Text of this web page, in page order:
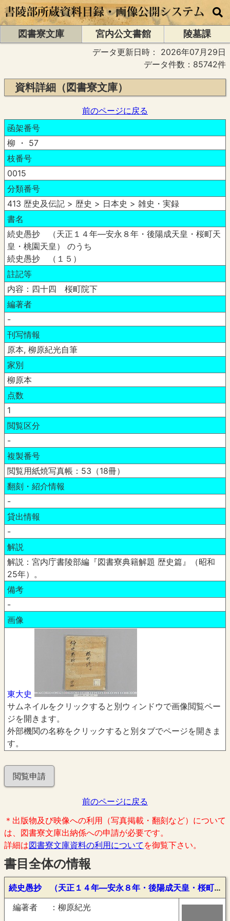
図書寮文庫 宮内公文書館
陵墓課
データ更新日時： 2026年07月29日
データ件数：85742件
資料詳細（図書寮文庫）
前のページに戻る
函架番号
柳 ・ 57
枝番号
0015
分類番号
413 歴史及伝記 > 歴史 > 日本史 > 雑史・実録
書名
続史愚抄 （天正１４年―安永８年・後陽成天皇・桜町天
皇・桃園天皇） のうち
続史愚抄 （１５）
註記等
内容：四十四 桜町院下
編著者
-
刊写情報
原本, 柳原紀光自筆
家別
柳原本
点数
1
閲覧区分
-
複製番号
閲覧用紙焼写真帳：53（18冊）
翻刻・紹介情報
-
貸出情報
-
解説
解説：宮内庁書陵部編『図書寮典籍解題 歴史篇』（昭和
25年）。
備考
-
画像
東大史
サムネイルをクリックすると別ウィンドウで画像閲覧ペー
ジを開きます。
外部機関の名称をクリックすると別タブでページを開きま
す。
閲覧申請
前のページに戻る
＊出版物及び映像への利用（写真掲載・翻刻など）について
は、図書寮文庫出納係への申請が必要です。
詳細は図書寮文庫資料の利用について を御覧下さい。
書目全体の情報
続史愚抄 （天正１４年―安永８年・後陽成天皇・桜町天皇・桃園天皇）
編著者
柳原紀光